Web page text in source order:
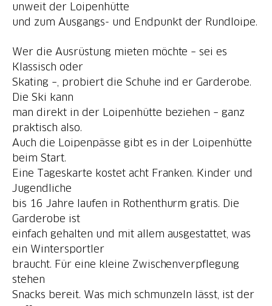
unweit der Loipenhütte
Wer die Ausrüstung mieten möchte – sei es
Klassisch oder
Skating –, probiert die Schuhe ind er Garderobe.
Die Ski kann
man direkt in der Loipenhütte beziehen – ganz
praktisch also.
Auch die Loipenpässe gibt es in der Loipenhütte
beim Start.
Eine Tageskarte kostet acht Franken. Kinder und
Jugendliche
bis 16 Jahre laufen in Rothenthurm gratis. Die
Garderobe ist
einfach gehalten und mit allem ausgestattet, was
ein Wintersportler
braucht. Für eine kleine Zwischenverpflegung
stehen
Snacks bereit. Was mich schmunzeln lässt, ist der